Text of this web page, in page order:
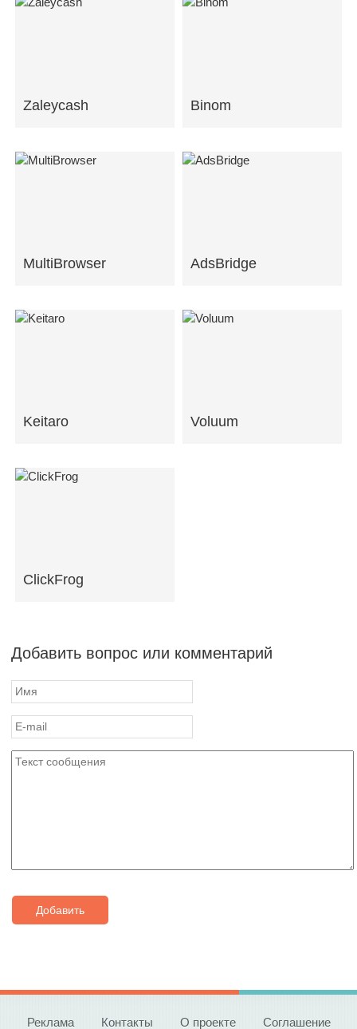
Zaleycash Binom
MultiBrowser AdsBridge
Keitaro Voluum
ClickFrog
Добавить вопрос или комментарий
Добавить
Реклама Контакты О проекте Соглашение